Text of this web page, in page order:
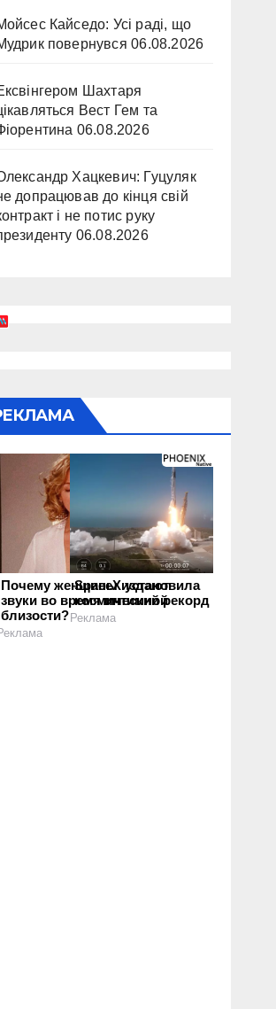
Кайседо: Усі раді, що
повернувся 06.08.2026
Шахтаря
Вест Гем та
06.08.2026
Хацкевич: Гуцуляк
допрацював до кінця свій
і не потис руку
06.08.2026
Почему женщины издают
звуки во время интимной
близости?
SpaceX установила
космический рекорд
Реклама